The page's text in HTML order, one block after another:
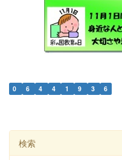
0 6 4 4 1 9 3 6
検索